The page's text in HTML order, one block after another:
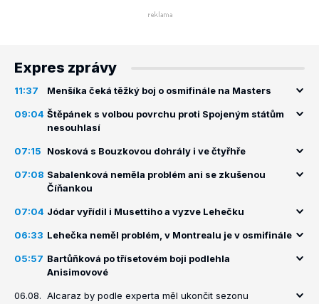
Expres zprávy
11:37 Menšíka čeká těžký boj o osmifinále na Masters
09:04 Štěpánek s volbou povrchu proti Spojeným státům
nesouhlasí
07:15 Nosková s Bouzkovou dohrály i ve čtyřhře
07:08 Sabalenková neměla problém ani se zkušenou
Číňankou
07:04 Jódar vyřídil i Musettiho a vyzve Lehečku
06:33 Lehečka neměl problém, v Montrealu je v osmifinále
05:57 Bartůňková po třísetovém boji podlehla
Anisimovové
06.08. Alcaraz by podle experta měl ukončit sezonu